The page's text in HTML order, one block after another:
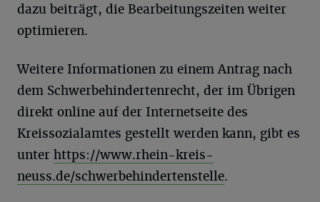
dazu beiträgt, die Bearbeitungszeiten weiter
optimieren.
Weitere Informationen zu einem Antrag nach
dem Schwerbehindertenrecht, der im Übrigen
direkt online auf der Internetseite des
Kreissozialamtes gestellt werden kann, gibt es
unter https://www.rhein-kreis-
neuss.de/schwerbehindertenstelle.